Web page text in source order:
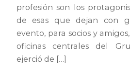
profesión son los
de esas que dejan con
evento, para socios y
oficinas centrales del
ejerció de […]